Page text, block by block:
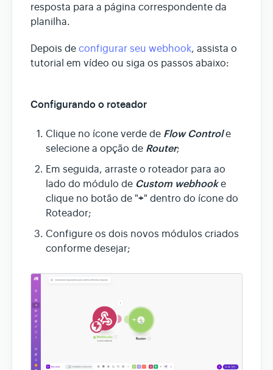
resposta para a página correspondente da
planilha.
Depois de configurar seu webhook, assista o
tutorial em vídeo ou siga os passos abaixo:
Configurando o roteador
Clique no ícone verde de Flow Controle
selecione a opção de Router;
Em seguida, arraste o roteador para ao
lado do módulo de Custom webhooke
clique no botão de "+" dentro do ícone do
Roteador;
Configure os dois novos módulos criados
conforme desejar;